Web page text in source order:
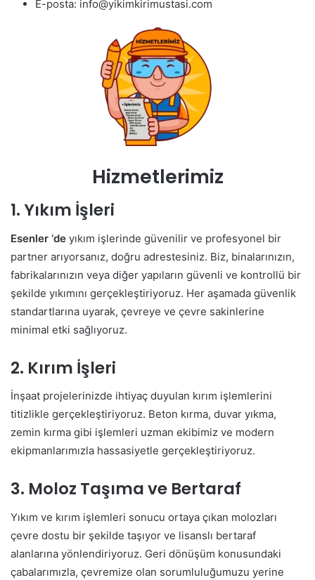
E-posta: info@yikimkirimustasi.com
Hizmetlerimiz
1. Yıkım İşleri
Esenler ‘de yıkım işlerinde güvenilir ve profesyonel bir
partner arıyorsanız, doğru adrestesiniz. Biz, binalarınızın,
fabrikalarınızın veya diğer yapıların güvenli ve kontrollü bir
şekilde yıkımını gerçekleştiriyoruz. Her aşamada güvenlik
standartlarına uyarak, çevreye ve çevre sakinlerine
minimal etki sağlıyoruz.
2. Kırım İşleri
İnşaat projelerinizde ihtiyaç duyulan kırım işlemlerini
titizlikle gerçekleştiriyoruz. Beton kırma, duvar yıkma,
zemin kırma gibi işlemleri uzman ekibimiz ve modern
ekipmanlarımızla hassasiyetle gerçekleştiriyoruz.
3. Moloz Taşıma ve Bertaraf
Yıkım ve kırım işlemleri sonucu ortaya çıkan molozları
çevre dostu bir şekilde taşıyor ve lisanslı bertaraf
alanlarına yönlendiriyoruz. Geri dönüşüm konusundaki
çabalarımızla, çevremize olan sorumluluğumuzu yerine